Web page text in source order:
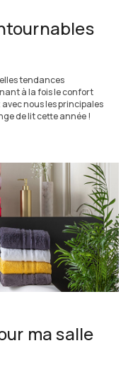
tendances
à la fois le confort
nous les principales
de lit cette année !
ma salle